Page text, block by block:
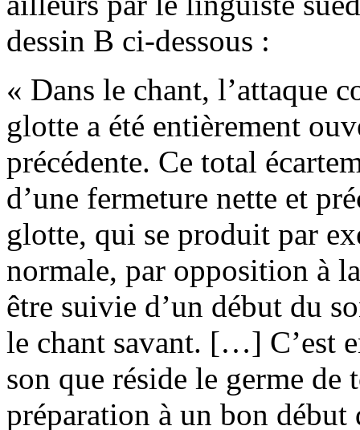
dessin B ci-dessous :
« Dans le chant, l’attaque
glotte a été entièrement
précédente. Ce total
d’une fermeture nette et
glotte, qui se produit par
normale, par opposition à
être suivie d’un début du
le chant savant. […] C’est
son que réside le germe
préparation à un bon